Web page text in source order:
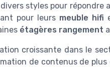
styles pour répondre
pour leurs meuble hifi
étagères rangement
croissante dans le
de contenus de